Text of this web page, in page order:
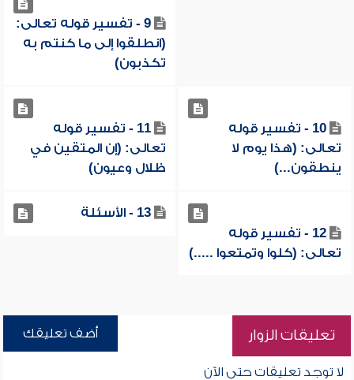
9 - تفسير قوله تعالى:
(انطلقوا إلى ما كنتم به
تكذبون)
10 - تفسير قوله
تعالى: (هذا يوم لا
ينطقون...)
11 - تفسير قوله
تعالى: (إن المتقين في
ظلال وعيون)
12 - تفسير قوله
تعالى: (كلوا وتمتعوا .....)
13 - الأسئلة
تعليقات الزوار أضف تعليقك
لا توجد تعليقات حتى الآن